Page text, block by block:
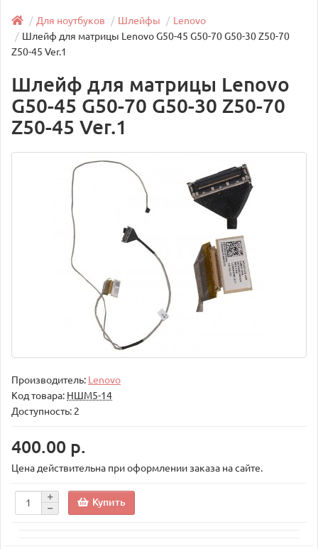
Для ноутбуков Шлейфы
Lenovo
Шлейф для матрицы Lenovo G50-45 G50-70 G50-30 Z50-70
Z50-45 Ver.1
Шлейф для матрицы Lenovo
G50-45 G50-70 G50-30 Z50-70
Z50-45 Ver.1
Производитель: Lenovo
Код товара: НШМ5-14
Доступность: 2
400.00 р.
Цена действительна при оформлении заказа на сайте.
Купить